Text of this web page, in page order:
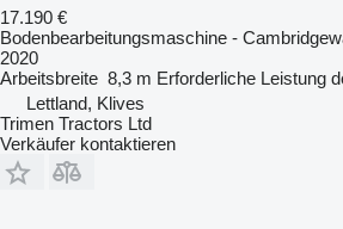
17.190 €
Bodenbearbeitungsmaschine -
2020
Arbeitsbreite 8,3 m Erforderliche Leistung
Lettland, Klives
Trimen Tractors Ltd
Verkäufer kontaktieren